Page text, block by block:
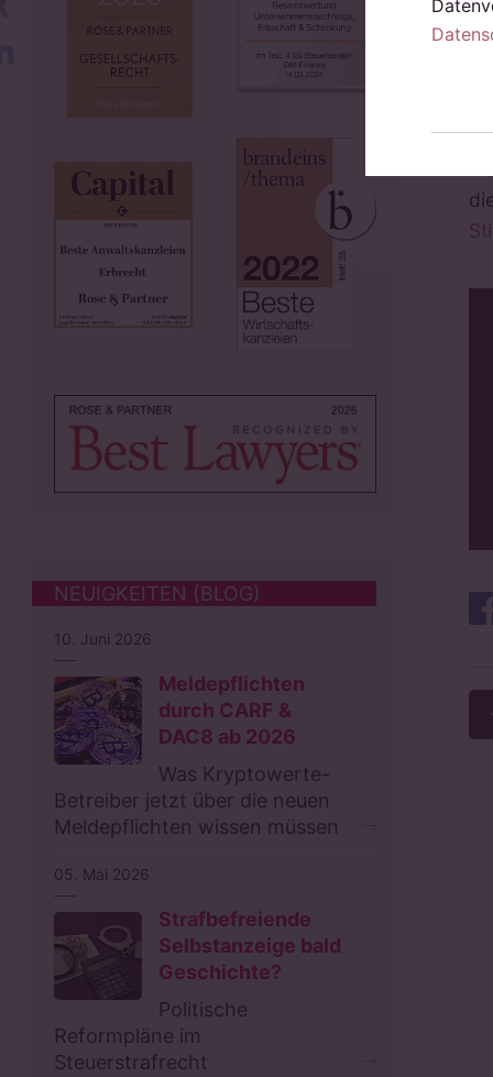
NEUIGKEITEN (BLOG)
10. Juni 2026
Meldepflichten
durch CARF &
DAC8 ab 2026
Was Kryptowerte-
Betreiber jetzt über die neuen
Meldepflichten wissen müssen
05. Mai 2026
Strafbefreiende
Selbstanzeige bald
Geschichte?
Politische
Reformpläne im
Steuerstrafrecht